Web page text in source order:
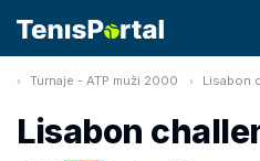
Turnaje - ATP muži 2000 Lisabon
Lisabon